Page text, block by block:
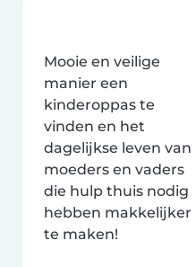
Mooie en veilige
manier een
kinderoppas te
vinden en het
dagelijkse leven van
moeders en vaders
die hulp thuis nodig
hebben makkelijker
te maken!